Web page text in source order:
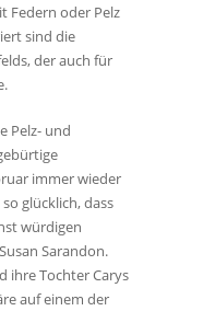
Federn oder Pelz
sind die
der auch für
Pelz- und
immer wieder
glücklich, dass
würdigen
Sarandon.
ihre Tochter Carys
auf einem der